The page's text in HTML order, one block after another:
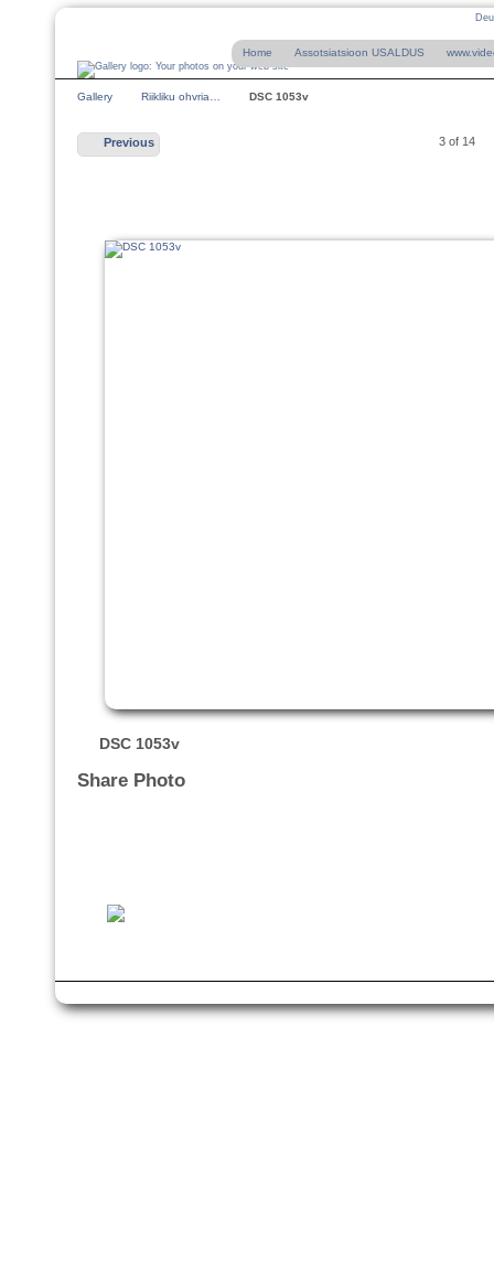
Home Assotsiatsioon USALDUS
Gallery Riikliku ohvria… DSC 1053v
Previous 3 of 14
DSC 1053v
Share Photo